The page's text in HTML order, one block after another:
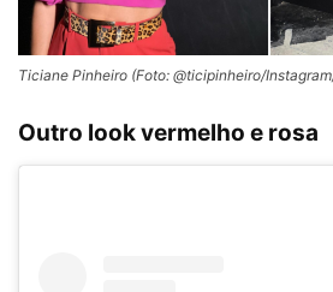
Ticiane Pinheiro (Foto: @ticipinheiro/
Outro look vermelho e rosa